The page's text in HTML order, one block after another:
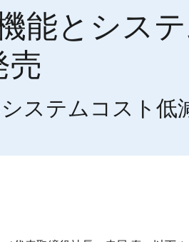
能とシス
売
ステムコスト低